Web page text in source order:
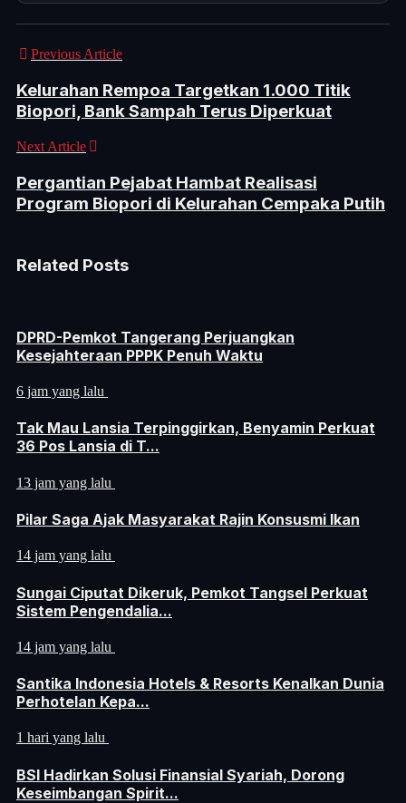
Previous Article
Kelurahan Rempoa Targetkan 1.000 Titik
Biopori, Bank Sampah Terus Diperkuat
Next Article
Pergantian Pejabat Hambat Realisasi
Program Biopori di Kelurahan Cempaka Putih
Related Posts
DPRD-Pemkot Tangerang Perjuangkan
Kesejahteraan PPPK Penuh Waktu
6 jam yang lalu
Tak Mau Lansia Terpinggirkan, Benyamin Perkuat
36 Pos Lansia di T...
13 jam yang lalu
Pilar Saga Ajak Masyarakat Rajin Konsusmi Ikan
14 jam yang lalu
Sungai Ciputat Dikeruk, Pemkot Tangsel Perkuat
Sistem Pengendalia...
14 jam yang lalu
Santika Indonesia Hotels & Resorts Kenalkan Dunia
Perhotelan Kepa...
1 hari yang lalu
BSI Hadirkan Solusi Finansial Syariah, Dorong
Keseimbangan Spirit...